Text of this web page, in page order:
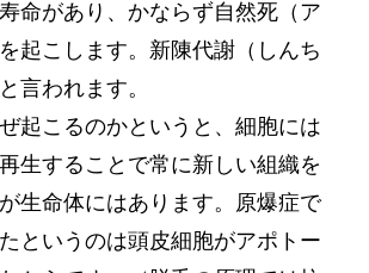
命があり、かならず自然死（ア
起こします。新陳代謝（しんち
言われます。
起こるのかというと、細胞には
生することで常に新しい組織を
生命体にはあります。原爆症で
というのは頭皮細胞がアポトー